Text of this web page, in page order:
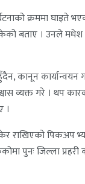
क्रममा घाइते
बताए । उनले मधेश
कानून कार्यान्वयन
व्यक्त गरे । थप
।
राखिएको पिकअप
पुनः जिल्ला प्रहरी